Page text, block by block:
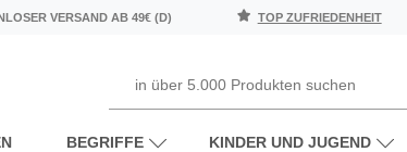
VERSAND AB 49€ (D) TOP ZUFRIEDENHEIT
BEGRIFFE KINDER UND JUGEND